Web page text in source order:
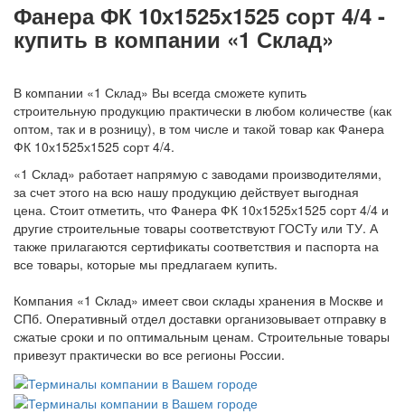
Фанера ФК 10х1525х1525 сорт 4/4 -
купить в компании «1 Склад»
В компании «1 Склад» Вы всегда сможете купить
строительную продукцию практически в любом количестве (как
оптом, так и в розницу), в том числе и такой товар как Фанера
ФК 10х1525х1525 сорт 4/4.
«1 Склад» работает напрямую с заводами производителями,
за счет этого на всю нашу продукцию действует выгодная
цена. Стоит отметить, что Фанера ФК 10х1525х1525 сорт 4/4 и
другие строительные товары соответствуют ГОСТу или ТУ. А
также прилагаются сертификаты соответствия и паспорта на
все товары, которые мы предлагаем купить.
Компания «1 Склад» имеет свои склады хранения в Москве и
СПб. Оперативный отдел доставки организовывает отправку в
сжатые сроки и по оптимальным ценам. Строительные товары
привезут практически во все регионы России.